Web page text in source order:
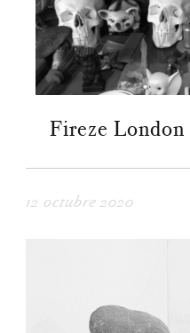
Fireze
12 octubre 2020